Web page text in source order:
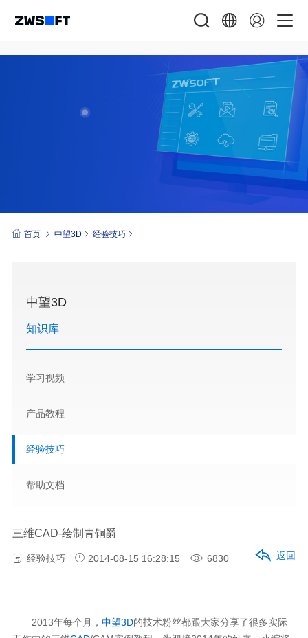
首页 中望3D 经验技巧
中望3D
知识库
学习视频
产品教程
经验技巧
帮助文档
三维CAD-绘制青铜爵
经验技巧 2014-08-15 16:28:15 6830 返回
2013年每个月， 中望3D的技术粉丝都跟大家分享了很多实际